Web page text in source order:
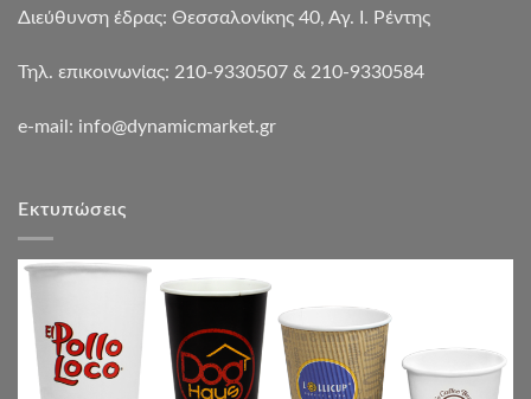
Διεύθυνση έδρας: Θεσσαλονίκης 40, Αγ. Ι. Ρέντης
Τηλ. επικοινωνίας: 210-9330507 & 210-9330584
e-mail: info@dynamicmarket.gr
Εκτυπώσεις